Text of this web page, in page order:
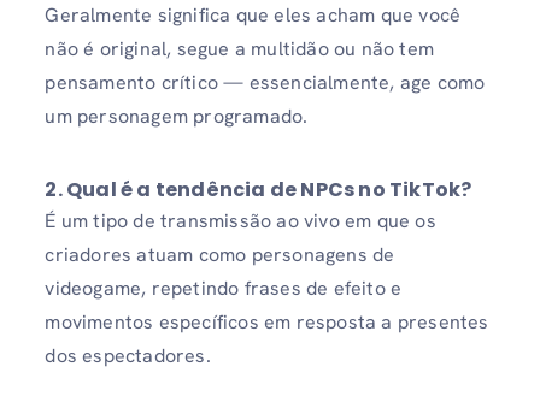
Geralmente significa que eles acham que você
não é original, segue a multidão ou não tem
pensamento crítico — essencialmente, age como
um personagem programado.
2.Qual é a tendência de NPCs no TikTok?
É um tipo de transmissão ao vivo em que os
criadores atuam como personagens de
videogame, repetindo frases de efeito e
movimentos específicos em resposta a presentes
dos espectadores.